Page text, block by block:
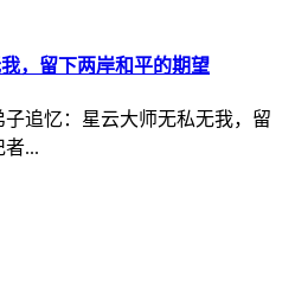
，留下两岸和平的期望
追忆：星云大师无私无我，留
...